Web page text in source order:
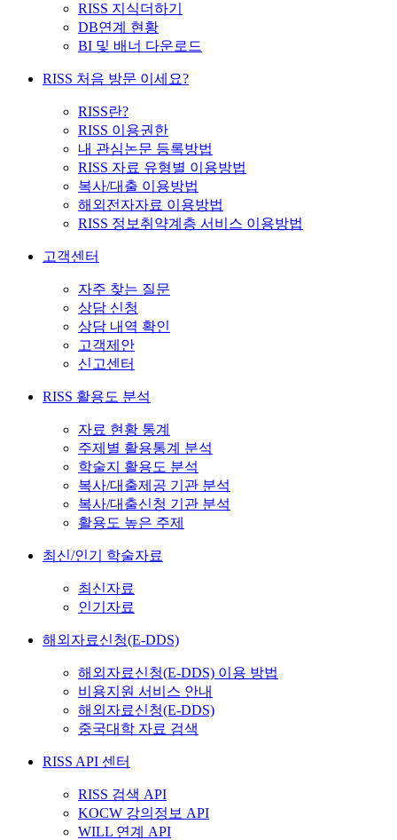
RISS 지식더하기
DB연계 현황
BI 및 배너 다운로드
RISS 처음 방문 이세요?
RISS란?
RISS 이용권한
내 관심논문 등록방법
RISS 자료 유형별 이용방법
복사/대출 이용방법
해외전자자료 이용방법
RISS 정보취약계층 서비스 이용방법
고객센터
자주 찾는 질문
상담 신청
상담 내역 확인
고객제안
신고센터
RISS 활용도 분석
자료 현황 통계
주제별 활용통계 분석
학술지 활용도 분석
복사/대출제공 기관 분석
복사/대출신청 기관 분석
활용도 높은 주제
최신/인기 학술자료
최신자료
인기자료
해외자료신청(E-DDS)
해외자료신청(E-DDS) 이용 방법
비용지원 서비스 안내
해외자료신청(E-DDS)
중국대학 자료 검색
RISS API 센터
RISS 검색 API
KOCW 강의정보 API
WILL 연계 API